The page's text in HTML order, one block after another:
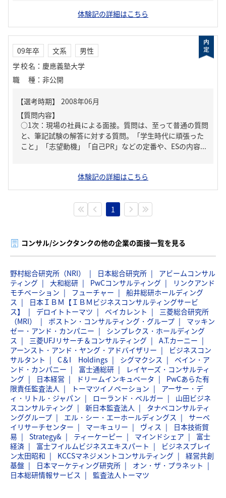
体験記の詳細はこちら
09年卒 文系
男性
学校名 ： 慶應義塾大学
職種 ： 非公開
【質問内容】
○1次：現場の社員による面接。質問は、至って普通の質問
と、筆記試験の解答に対する質問。「学生時代に頑張った
こと」「志望動機」「自己PR」などの定番や、ESの内容...
体験記の詳細はこちら
1
コンサル/シンクタンクの他の企業の面接一覧を見る
野村総合研究所（NRI） 日本総合研究所
アビームコンサル
ティング
大和総研 PwCコンサルティング
リンクアンド
モチベーション
フューチャー
船井総研ホールディング
ス
日本ＩＢＭ【ＩＢＭビジネスコンサルティングサービ
ス】
デロイトトーマツ ベイカレント
三菱総合研究所
（MRI）
ボストン・コンサルティング・グループ
マッキン
ゼー・アンド・カンパニー
シンプレクス・ホールディング
ス
三菱UFJリサーチ＆コンサルティング
A.T.カーニー
アーンスト・アンド・ヤング・アドバイザリー
ビジネスコン
サルタント
C＆I Holdings シグマクシス
ベイン・ア
ンド・カンパニー
富士通総研
レイヤーズ・コンサルティ
ング
日本経営 ドリームインキュベータ
PwCあらた有
限責任監査法人
トーマツイノベーション
アーサー・デ
ィ・リトル・ジャパン
ローランド・ベルガー
山田ビジネ
スコンサルティング
新日本監査法人
タナベコンサルティ
ンググループ
エル・シー・エーホールディングス
サーベ
イリサーチセンター
マーキュリー ヴィス
日本技術貿
易
Strategy& ティーケーピー マインドシェア
富士
経済
富士フイルムビジネスエキスパート
ビジネスブレイ
ン太田昭和
KCCSマネジメントコンサルティング
経営共創
基盤
日本マーケティング研究所
オン・ザ・プラネット
日本総研情報サービス
監査法人トーマツ